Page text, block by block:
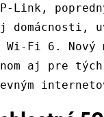
Link,
Wi-Fi 6.
aj pre